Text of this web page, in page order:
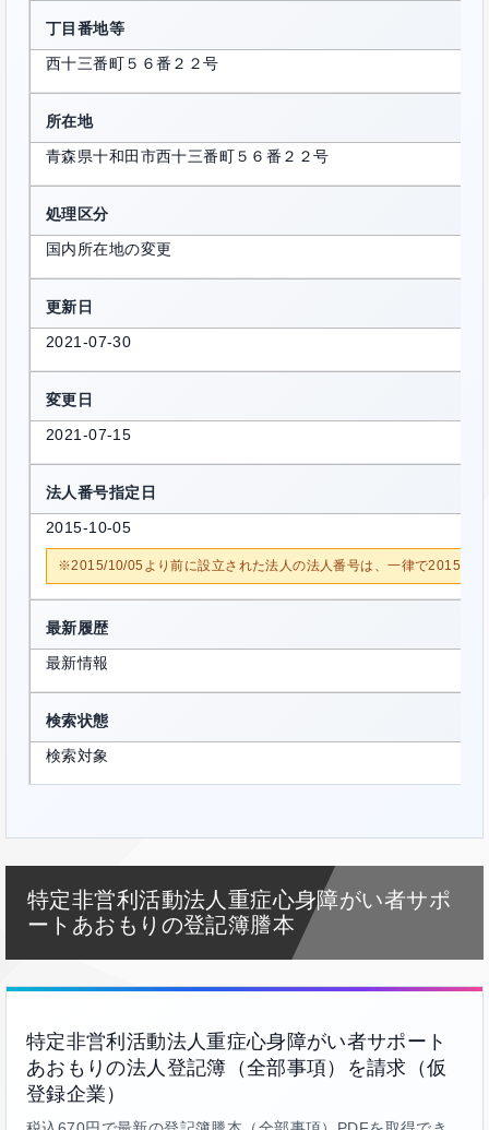
丁目番地等
西十三番町５６番２２号
所在地
青森県十和田市西十三番町５６番２２号
処理区分
国内所在地の変更
更新日
2021-07-30
変更日
2021-07-15
法人番号指定日
2015-10-05
※2015/10/05より前に設立された法人の法人番号は、一律で2015/10/
最新履歴
最新情報
検索状態
検索対象
特定非営利活動法人重症心身障がい者サポ
ートあおもりの登記簿謄本
特定非営利活動法人重症心身障がい者サポート
あおもりの法人登記簿（全部事項）を請求（仮
登録企業）